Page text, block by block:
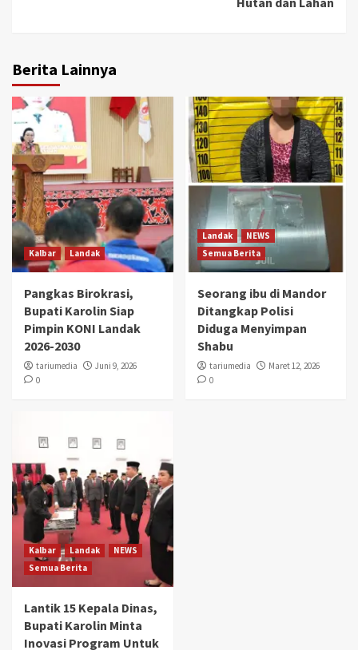
Berita Lainnya
Kalbar Landak
Pangkas Birokrasi,
Bupati Karolin Siap
Pimpin KONI Landak
2026-2030
tariumedia
Juni 9, 2026
0
Landak
NEWS
Semua Berita
Seorang ibu di Mandor
Ditangkap Polisi
Diduga Menyimpan
Shabu
tariumedia
Maret 12, 2026
0
Kalbar Landak
NEWS
Semua Berita
Lantik 15 Kepala Dinas,
Bupati Karolin Minta
Inovasi Program Untuk